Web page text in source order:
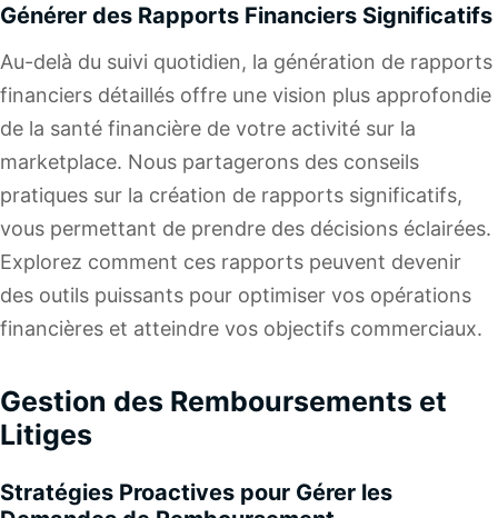
Générer des Rapports Financiers Significatifs
Au-delà du suivi quotidien, la génération de rapports
financiers détaillés offre une vision plus approfondie
de la santé financière de votre activité sur la
marketplace. Nous partagerons des conseils
pratiques sur la création de rapports significatifs,
vous permettant de prendre des décisions éclairées.
Explorez comment ces rapports peuvent devenir
des outils puissants pour optimiser vos opérations
financières et atteindre vos objectifs commerciaux.
Gestion des Remboursements et
Litiges
Stratégies Proactives pour Gérer les